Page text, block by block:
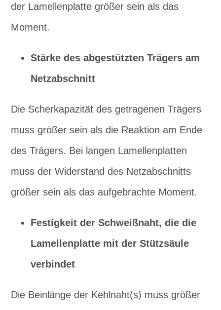
der Lamellenplatte größer sein als das
Moment.
Stärke des abgestützten Trägers am
Netzabschnitt
Die Scherkapazität des getragenen Trägers
muss größer sein als die Reaktion am Ende
des Trägers. Bei langen Lamellenplatten
muss der Widerstand des Netzabschnitts
größer sein als das aufgebrachte Moment.
Festigkeit der Schweißnaht, die die
Lamellenplatte mit der Stützsäule
verbindet
Die Beinlänge der Kehlnaht(s) muss größer